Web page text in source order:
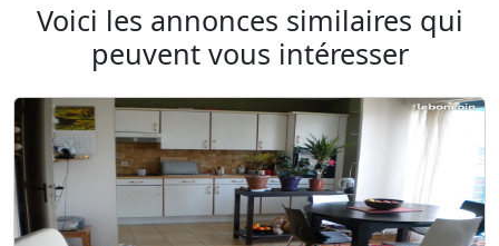
Voici les annonces similaires qui
peuvent vous intéresser